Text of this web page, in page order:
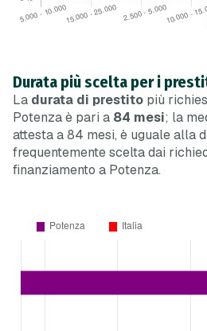
Durata più scelta per i
La durata di prestito più
Potenza è pari a 84 mesi; la
attesta a 84 mesi, è uguale alla
frequentemente scelta dai
finanziamento a Potenza.